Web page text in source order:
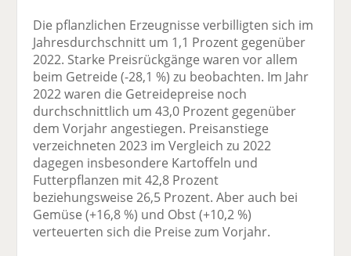
Die pflanzlichen Erzeugnisse verbilligten sich im
Jahresdurchschnitt um 1,1 Prozent gegenüber
2022. Starke Preisrückgänge waren vor allem
beim Getreide (-28,1 %) zu beobachten. Im Jahr
2022 waren die Getreidepreise noch
durchschnittlich um 43,0 Prozent gegenüber
dem Vorjahr angestiegen. Preisanstiege
verzeichneten 2023 im Vergleich zu 2022
dagegen insbesondere Kartoffeln und
Futterpflanzen mit 42,8 Prozent
beziehungsweise 26,5 Prozent. Aber auch bei
Gemüse (+16,8 %) und Obst (+10,2 %)
verteuerten sich die Preise zum Vorjahr.